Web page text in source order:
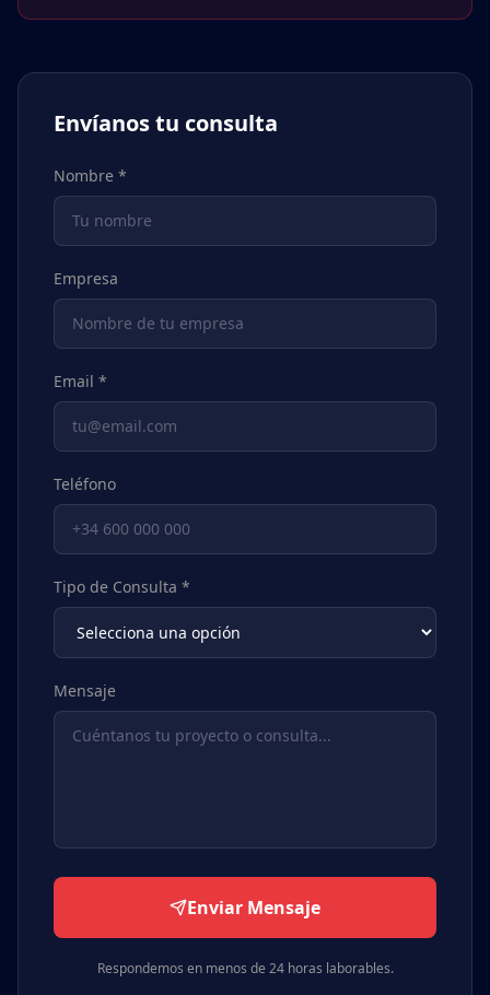
Envíanos tu consulta
Nombre *
Empresa
Email *
Teléfono
Tipo de Consulta *
Mensaje
Enviar Mensaje
Respondemos en menos de 24 horas laborables.